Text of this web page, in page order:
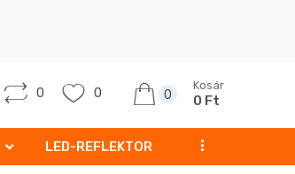
0 0 0
Kosár
0 Ft
LED-REFLEKTOR ...